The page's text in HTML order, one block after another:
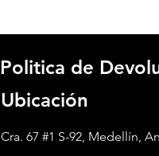
Ubicación
Cra. 67 #1 S-92, Medellín,
Politica de